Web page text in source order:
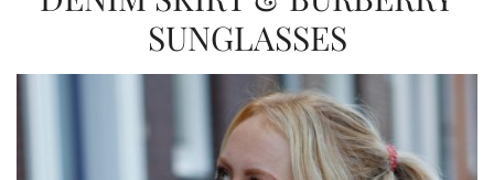
SUNGLASSES